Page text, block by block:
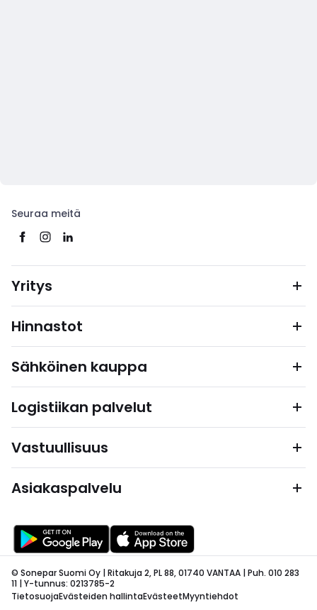
Seuraa meitä
Yritys
Hinnastot
Sähköinen kauppa
Logistiikan palvelut
Vastuullisuus
Asiakaspalvelu
© Sonepar Suomi Oy | Ritakuja 2, PL 88, 01740 VANTAA | Puh. 010 283
11 | Y-tunnus: 0213785-2
TietosuojaEvästeiden hallintaEvästeetMyyntiehdot